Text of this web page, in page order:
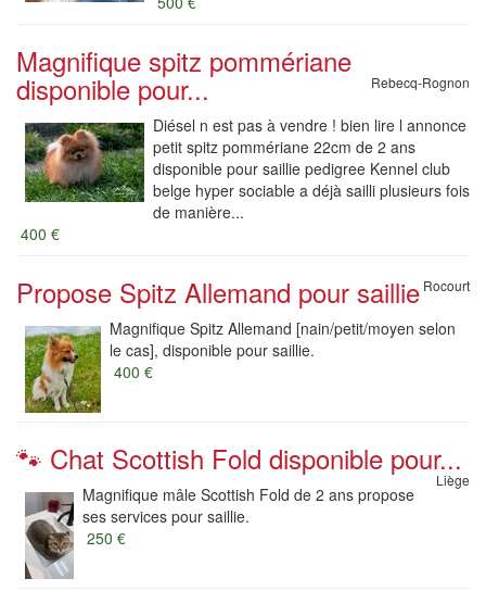
Magnifique spitz pommériane
disponible pour... Rebecq-Rognon
Diésel n est pas à vendre ! bien lire l annonce
petit spitz pommériane 22cm de 2 ans
disponible pour saillie pedigree Kennel club
belge hyper sociable a déjà sailli plusieurs fois
de manière...
400 €
Propose Spitz Allemand pour saillie Rocourt
Magnifique Spitz Allemand [nain/petit/moyen selon
le cas], disponible pour saillie.
400 €
🐾 Chat Scottish Fold disponible pour...
Liège
Magnifique mâle Scottish Fold de 2 ans propose
ses services pour saillie.
250 €